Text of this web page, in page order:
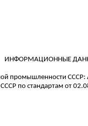
ИНФОРМАЦИОННЫЕ
промышленности
по стандартам от